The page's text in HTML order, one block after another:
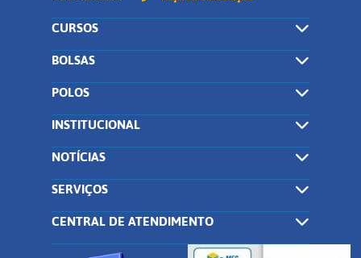
CURSOS
BOLSAS
POLOS
INSTITUCIONAL
NOTÍCIAS
SERVIÇOS
CENTRAL DE ATENDIMENTO